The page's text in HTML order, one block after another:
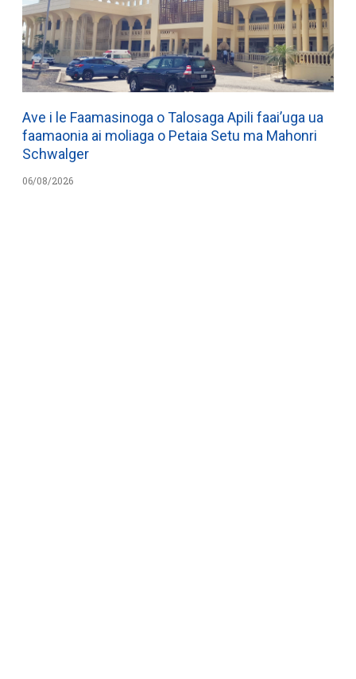
Ave i le Faamasinoga o Talosaga Apili faai’uga ua
faamaonia ai moliaga o Petaia Setu ma Mahonri
Schwalger
06/08/2026